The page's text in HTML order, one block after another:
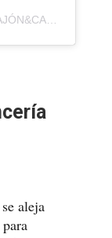
aleja